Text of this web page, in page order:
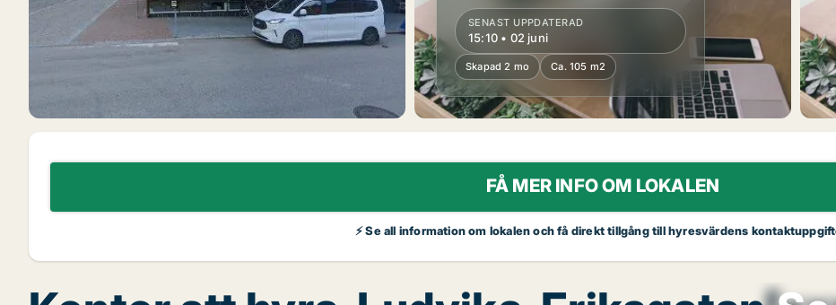
SENAST UPPDATERAD
15:10 • 02 juni
Skapad 2 mo Ca. 105 m2
FÅ MER INFO OM LOKALEN
⚡ Se all information om lokalen och få direkt tillgång till hyresvärdens